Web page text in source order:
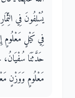
يُسْلِفُونَ فِي
فِي كَيْلٍ مَعْلُومٍ
حَدَّثَنَا
مَعْلُومٍ وَوَزْنٍ